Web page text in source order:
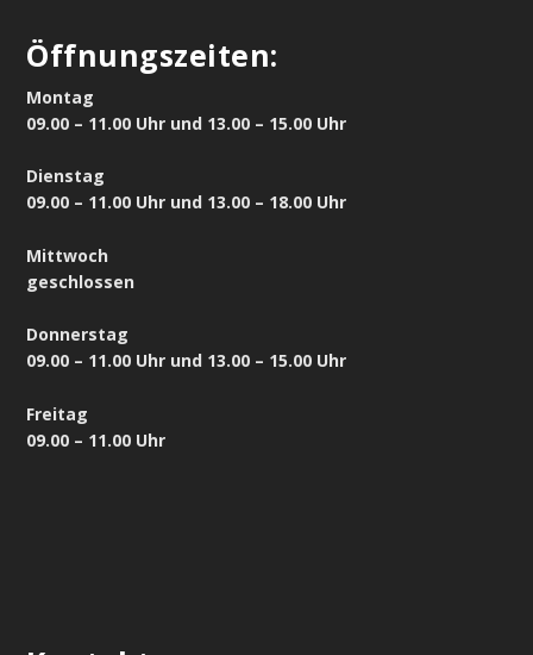
Öffnungszeiten:
Montag
09.00 – 11.00 Uhr und 13.00 – 15.00 Uhr
Dienstag
09.00 – 11.00 Uhr und 13.00 – 18.00 Uhr
Mittwoch
geschlossen
Donnerstag
09.00 – 11.00 Uhr und 13.00 – 15.00 Uhr
Freitag
09.00 – 11.00 Uhr